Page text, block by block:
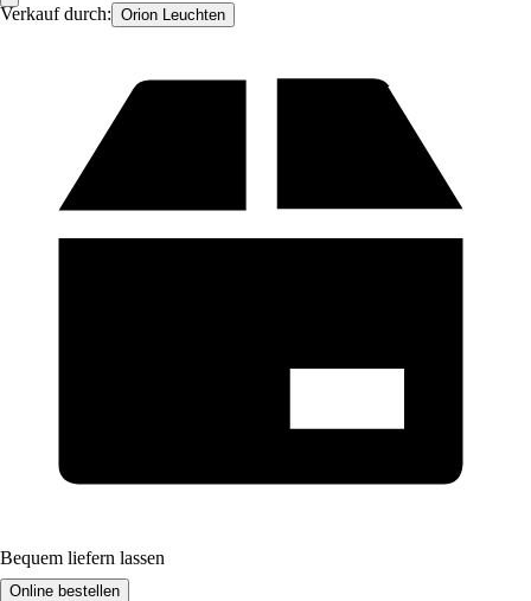
Verkauf durch: Orion Leuchten
Bequem liefern lassen
Online bestellen